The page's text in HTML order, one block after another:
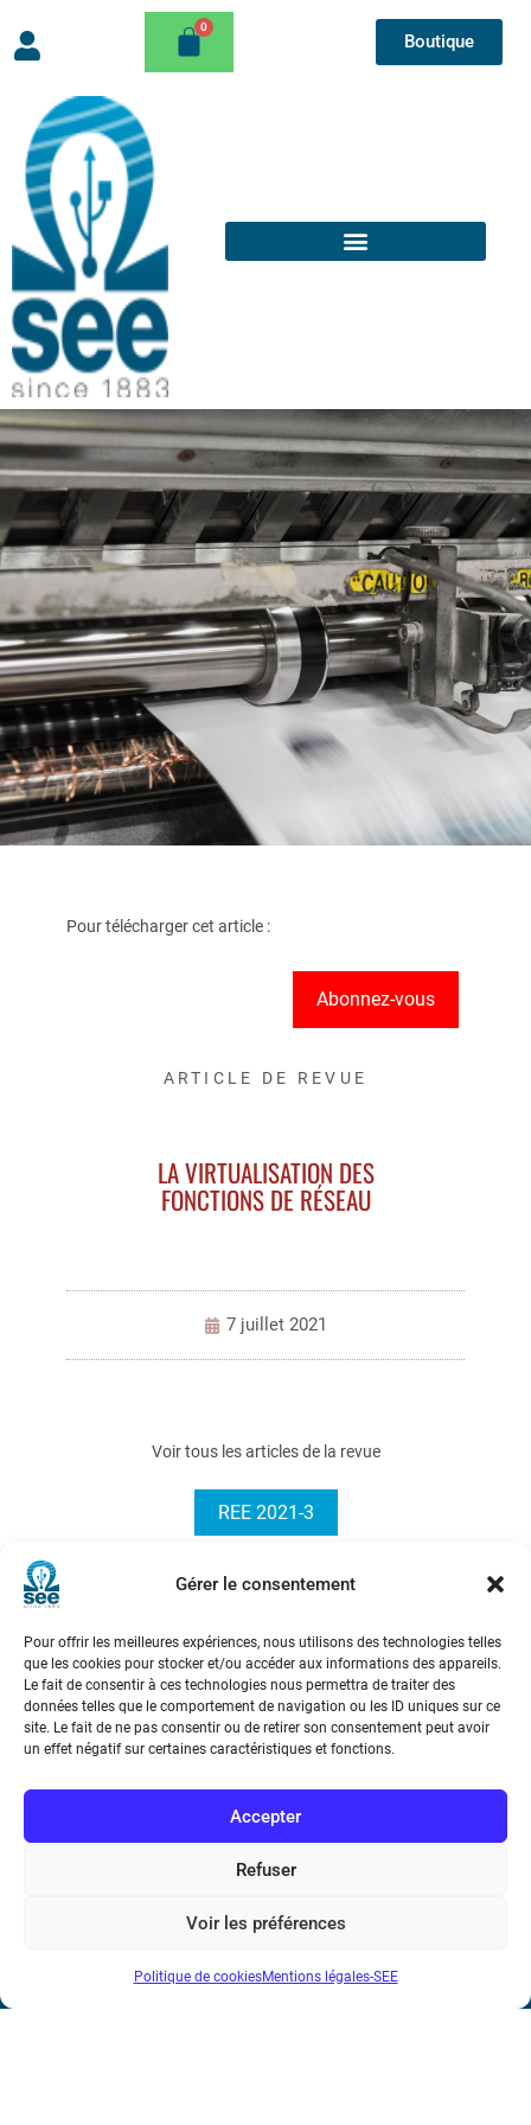
Gérer le consentement
Pour offrir les meilleures expériences, nous utilisons des technologies telles
que les cookies pour stocker et/ou accéder aux informations des appareils.
Le fait de consentir à ces technologies nous permettra de traiter des
données telles que le comportement de navigation ou les ID uniques sur ce
site. Le fait de ne pas consentir ou de retirer son consentement peut avoir
un effet négatif sur certaines caractéristiques et fonctions.
Accepter
Refuser
Voir les préférences
Politique de cookiesMentions légales-SEE
Boutique
Pour télécharger cet article :
Abonnez-vous
ARTICLE DE REVUE
LA VIRTUALISATION DES
FONCTIONS DE RÉSEAU
7 juillet 2021
Voir tous les articles de la revue
REE 2021-3
Société de l’Electricité, de l’Electronique et des Technologies
de l’Information et de la Communication
17 rue de l’Amiral Hamelin
Métro : « Boissière » Ligne 6 et « Iéna » Ligne 9
Téléphone : (+33) 1 56 90 37 17
N° de SIREN : 785 393 232, Code APE : 9412Z TVA intra-